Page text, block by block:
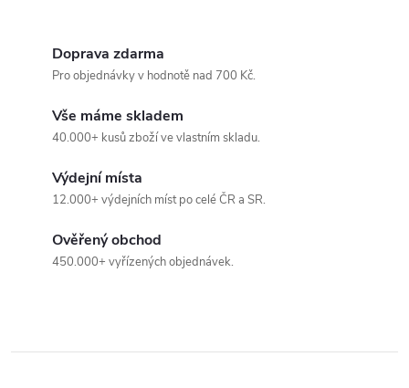
Doprava zdarma
Pro objednávky v hodnotě nad 700 Kč.
Vše máme skladem
40.000+ kusů zboží ve vlastním skladu.
Výdejní místa
12.000+ výdejních míst po celé ČR a SR.
Ověřený obchod
450.000+ vyřízených objednávek.